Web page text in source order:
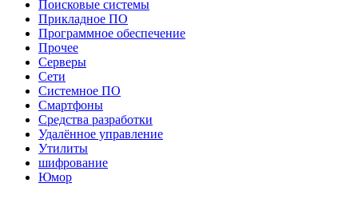
Поисковые системы
Прикладное ПО
Программное обеспечение
Прочее
Серверы
Сети
Системное ПО
Смартфоны
Средства разработки
Удалённое управление
Утилиты
шифрование
Юмор